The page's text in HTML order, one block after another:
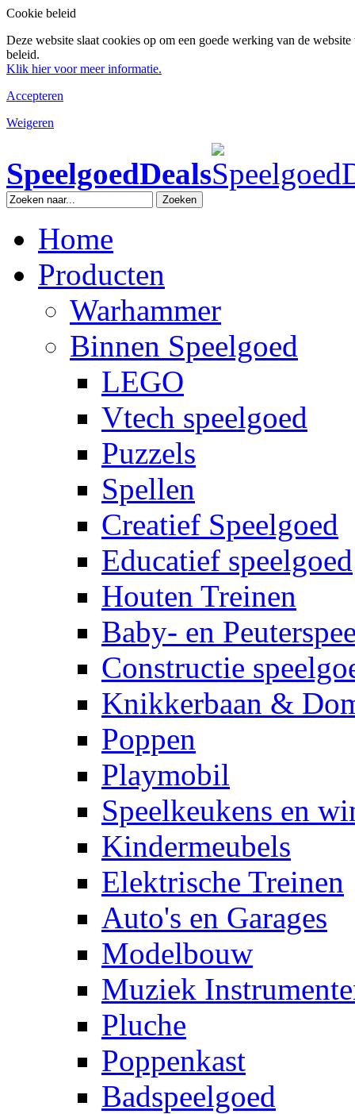
Cookie beleid
Deze website slaat cookies op om een goede werking van de
beleid.
Klik hier voor meer informatie.
Accepteren
Weigeren
SpeelgoedDeals
Zoeken
Home
Producten
Warhammer
Binnen Speelgoed
LEGO
Vtech speelgoed
Puzzels
Spellen
Creatief Speelgoed
Educatief speelgoed
Houten Treinen
Baby- en
Constructie
Knikkerbaan &
Poppen
Playmobil
Speelkeukens en
Kindermeubels
Elektrische Treinen
Auto's en Garages
Modelbouw
Muziek
Pluche
Poppenkast
Badspeelgoed